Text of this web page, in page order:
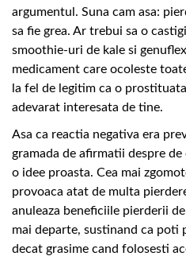
argumentul. Suna cam asa:
sa fie grea. Ar trebui sa o
smoothie-uri de kale si
medicament care ocoleste
la fel de legitim ca o
adevarat interesata de tine.
Asa ca reactia negativa era
gramada de afirmatii despre
o idee proasta. Cea mai
provoaca atat de multa
anuleaza beneficiile pierderii
mai departe, sustinand ca poti
decat grasime cand folosesti